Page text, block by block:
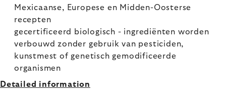
Mexicaanse, Europese en Midden-Oosterse
recepten
gecertificeerd biologisch - ingrediënten worden
verbouwd zonder gebruik van pesticiden,
kunstmest of genetisch gemodificeerde
organismen
Detailed information